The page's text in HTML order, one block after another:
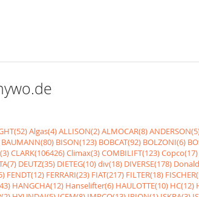
Algas(4)ALLISON(2)ALMOCAR(8)
BAUMANN(80) BISON(123) BOBCAT(92) BOLZONI(6)
CLARK(106426)Climax(3)COMBILIFT(123)Copco(17)
DEUTZ(35) DIETEG(10)div(18) DIVERSE(178)
FENDT(12) FERRARI(23) FIAT(217) FILTER(18)
HANGCHA(12) Hanselifter(6) HAULOTTE(10) HC(12)